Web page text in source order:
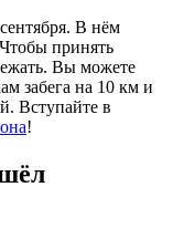
В нём
принять
Вы можете
забега на 10 км и
Вступайте в
!